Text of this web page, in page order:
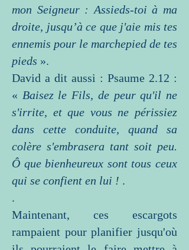
mon Seigneur : Assieds-toi à ma
droite, jusqu’à ce que j'aie mis tes
ennemis pour le marchepied de tes
pieds ».
David a dit aussi : Psaume 2.12 :
« Baisez le Fils, de peur qu'il ne
s'irrite, et que vous ne périssiez
dans cette conduite, quand sa
colère s'embrasera tant soit peu.
Ô que bienheureux sont tous ceux
qui se confient en lui ! .
.
Maintenant, ces escargots
rampaient pour planifier jusqu'où